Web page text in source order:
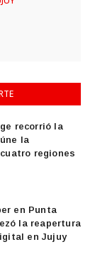
recorrió la
la
regiones
en Punta
la reapertura
en Jujuy